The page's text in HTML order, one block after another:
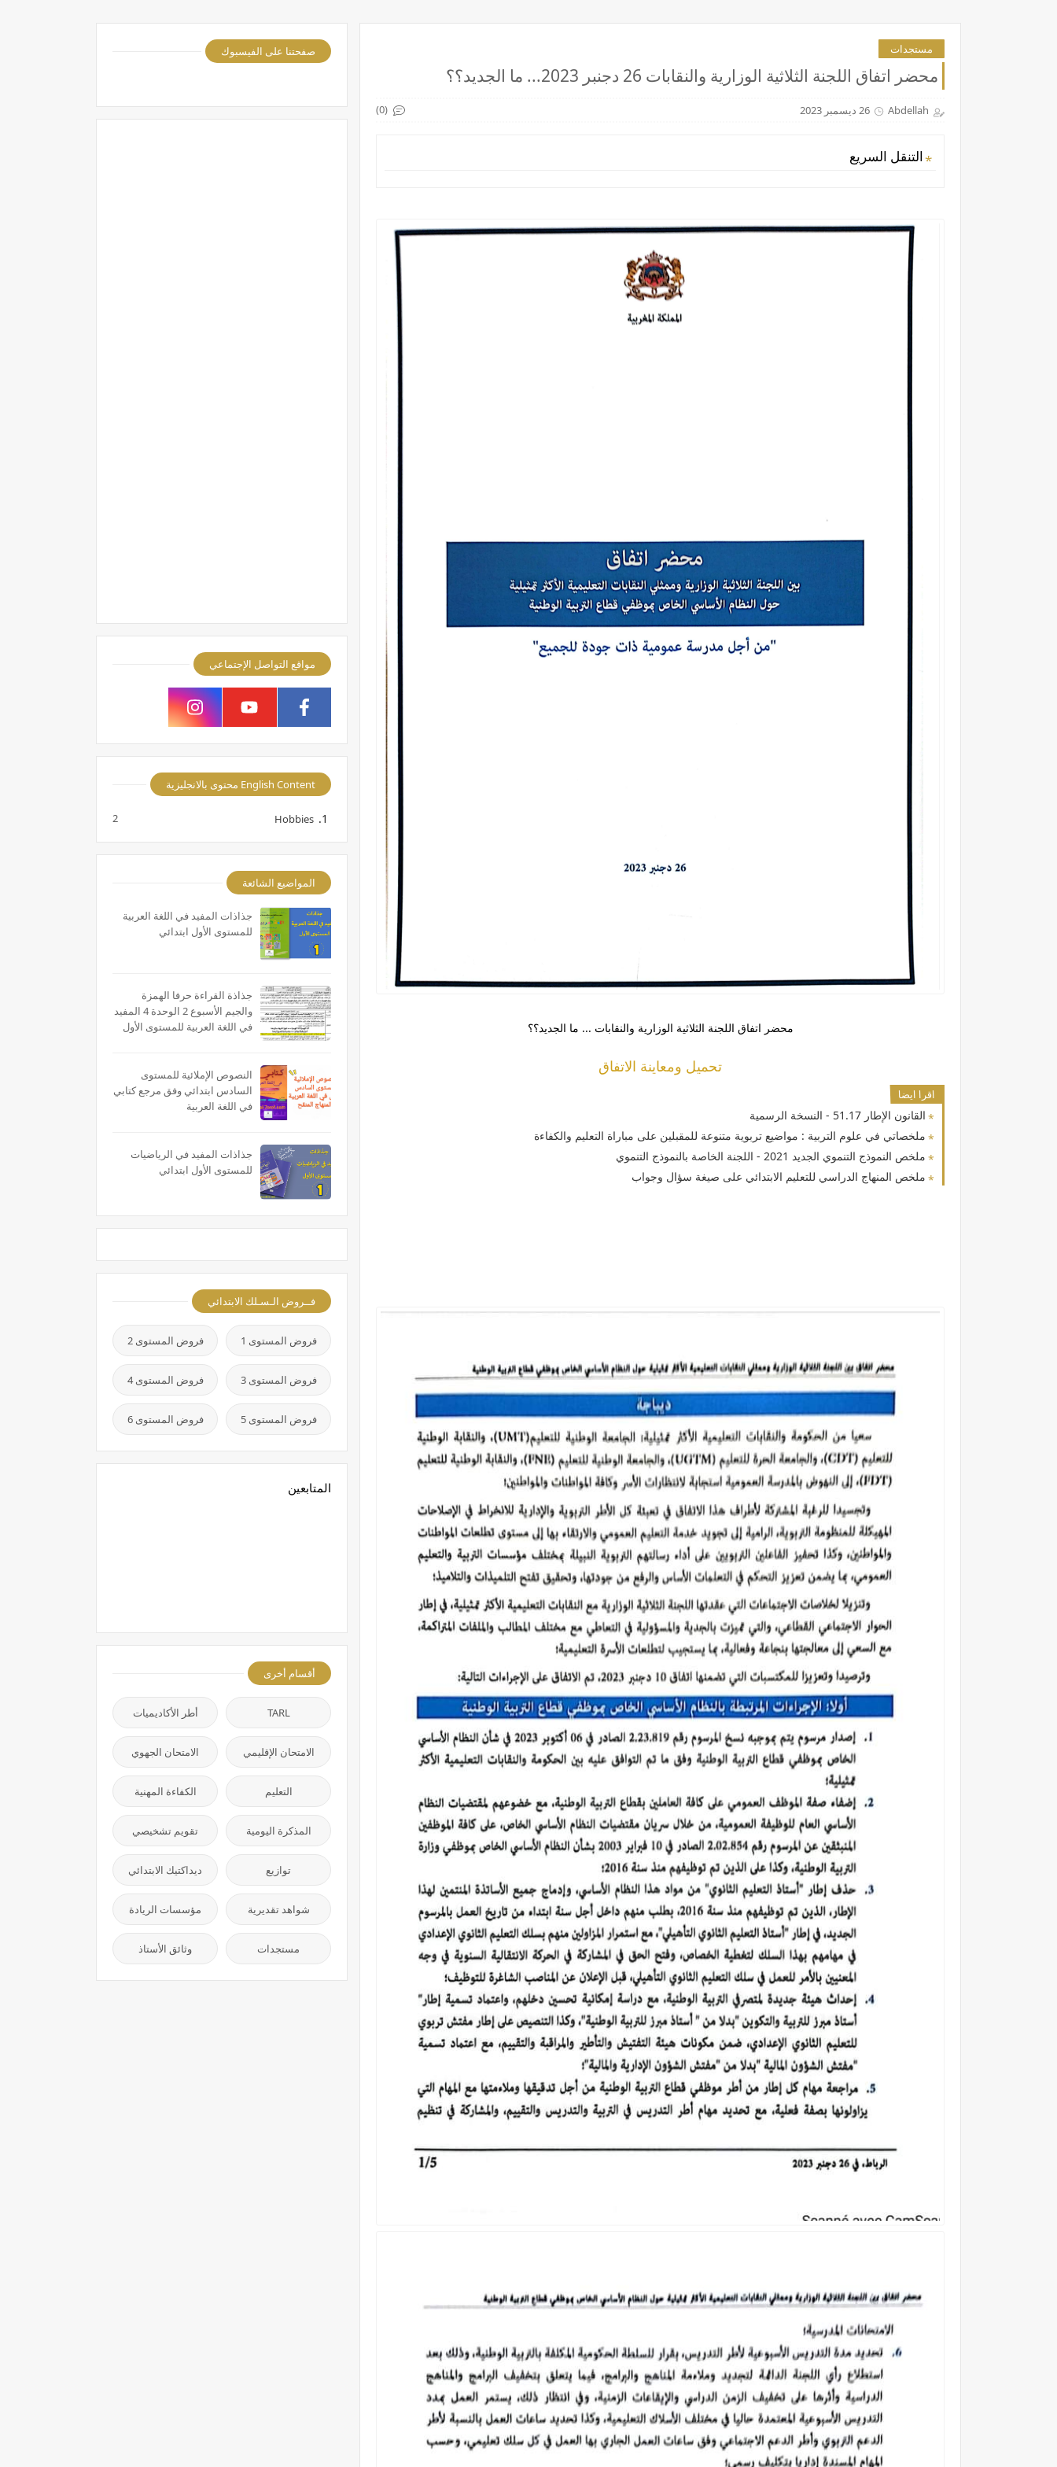
مستجدات
محضر اتفاق اللجنة الثلاثية الوزارية والنقابات 26 دجنبر 2023... ما الجديد؟؟
Abdellah 26 ديسمبر 2023 (0)
التنقل السريع
محضر اتفاق اللجنة الثلاثية الوزارية والنقابات ... ما الجديد؟؟
تحميل ومعاينة الاتفاق
اقرا ايضا
القانون الإطار 51.17 - النسخة الرسمية
ملخصاتي في علوم التربية : مواضيع تربوية متنوعة للمقبلين على مباراة التعليم والكفاءة
ملخص النموذج التنموي الجديد 2021 - اللجنة الخاصة بالنموذج التنموي
ملخص المنهاج الدراسي للتعليم الابتدائي على صيغة سؤال وجواب
صفحتنا على الفيسبوك
مواقع التواصل الإجتماعي
English Content محتوى بالانجليزية
Hobbies
2
المواضيع الشائعة
جذاذات المفيد في اللغة العربية
للمستوى الأول ابتدائي
جذاذة القراءة حرفا الهمزة
والجيم الأسبوع 2 الوحدة 4 المفيد
في اللغة العربية للمستوى الأول
النصوص الإملائية للمستوى
السادس ابتدائي وفق مرجع كتابي
في اللغة العربية
جذاذات المفيد في الرياضيات
للمستوى الأول ابتدائي
فــروض الـسـلك الابتدائي
فروض المستوى 1 فروض المستوى 2
فروض المستوى 3 فروض المستوى 4
فروض المستوى 5 فروض المستوى 6
المتابعين
أقسام أخرى
TARL أطر الأكاديميات
الامتحان الإقليمي الامتحان الجهوي
التعليم الكفاءة المهنية
المذكرة اليومية تقويم تشخيصي
توازيع ديداكتيك الابتدائي
شواهد تقديرية مؤسسات الريادة
مستجدات وثائق الأستاذ